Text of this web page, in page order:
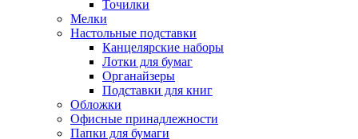
Точилки
Мелки
Настольные подставки
Канцелярские наборы
Лотки для бумаг
Органайзеры
Подставки для книг
Обложки
Офисные принадлежности
Папки для бумаги